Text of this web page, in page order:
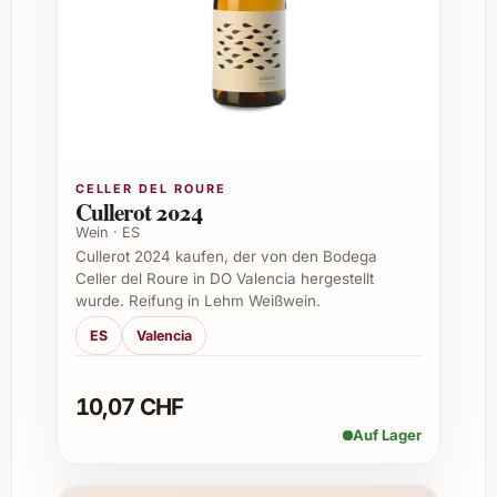
Nachhaltige Flasche mit
elegantem Design
100% ökologischer und
biodynamischer Anbau
Einsatzmöglichkeiten
MicroBio Nieva York 2023 ist die ideale Wahl
für diverse Gelegenheiten, bei denen Genuss
und Qualität im Vordergrund stehen. Hier
einige Beispiele:
Feierliche Ereignisse wie Geburtstage,
Geschenkidee zu Weihnachten, Ostern
CELLER DEL ROURE
Cullerot 2024
Wein · ES
Cullerot 2024 kaufen, der von den Bodega
Celler del Roure in DO Valencia hergestellt
wurde. Reifung in Lehm Weißwein.
ES Valencia
10,07 CHF
Auf Lager